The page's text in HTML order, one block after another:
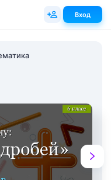
Вход